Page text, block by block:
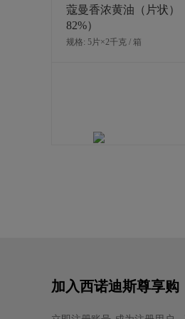
蔻曼香浓黄油（片状）
82%）
规格: 5片×2千克 / 箱
加入西诺迪斯尊享购